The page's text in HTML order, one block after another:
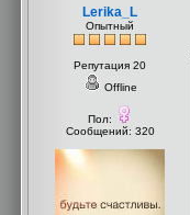
Lerika_L
Опытный
Репутация 20
Offline
Пол:
Сообщений: 320